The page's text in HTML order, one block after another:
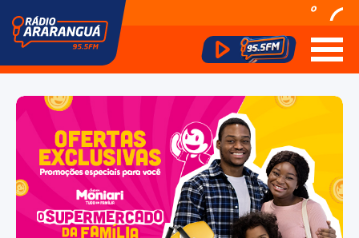
º